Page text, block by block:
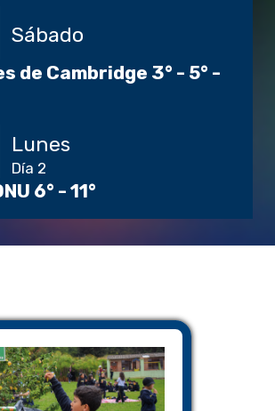
Sábado
de Cambridge 3° - 5° -
Lunes
Día 2
6° - 11°